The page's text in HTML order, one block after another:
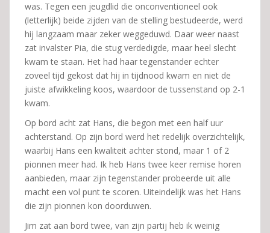
was. Tegen een jeugdlid die onconventioneel ook
(letterlijk) beide zijden van de stelling bestudeerde, werd
hij langzaam maar zeker weggeduwd. Daar weer naast
zat invalster Pia, die stug verdedigde, maar heel slecht
kwam te staan. Het had haar tegenstander echter
zoveel tijd gekost dat hij in tijdnood kwam en niet de
juiste afwikkeling koos, waardoor de tussenstand op 2-1
kwam.
Op bord acht zat Hans, die begon met een half uur
achterstand. Op zijn bord werd het redelijk overzichtelijk,
waarbij Hans een kwaliteit achter stond, maar 1 of 2
pionnen meer had. Ik heb Hans twee keer remise horen
aanbieden, maar zijn tegenstander probeerde uit alle
macht een vol punt te scoren. Uiteindelijk was het Hans
die zijn pionnen kon doorduwen.
Jim zat aan bord twee, van zijn partij heb ik weinig